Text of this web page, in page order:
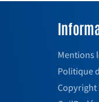
Mentions
Politique
Copyright